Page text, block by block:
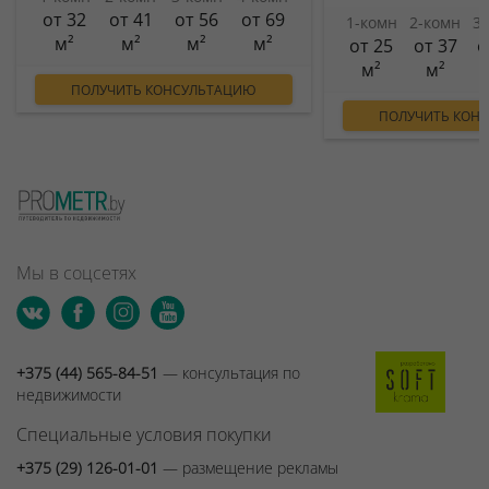
от 32
м²
от 41
м²
от 56
м²
от 69
м²
ПОЛУЧИТЬ КОНСУЛЬТАЦИЮ
1-комн
от 25
м²
2-комн
от 37
м²
ПОЛУЧИТЬ
Мы в соцсетях
+375 (44) 565-84-51 — консультация по
недвижимости
Специальные условия покупки
+375 (29) 126-01-01 — размещение рекламы